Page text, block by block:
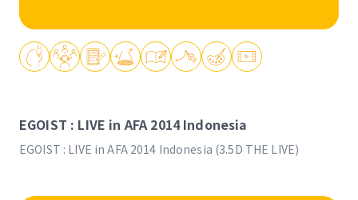
EGOIST : LIVE in AFA 2014 Indonesia
EGOIST : LIVE in AFA 2014 Indonesia (3.5D THE LIVE)